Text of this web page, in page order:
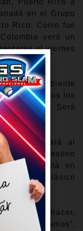
Puerto Rico a
en el Grupo
Rico. Como fue
verá un
el viernes
por FS1.
un ambiente
a todos los
Será
necesitará al
el mismo destino
no está en
para el Clásico
podemos hacer,
que estamos”,